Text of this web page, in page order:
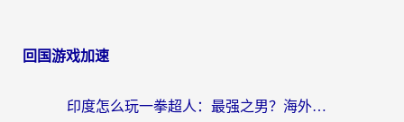
回国游戏加速
印度怎么玩一拳超人：最强之男？海外党国服游戏加速避坑指南